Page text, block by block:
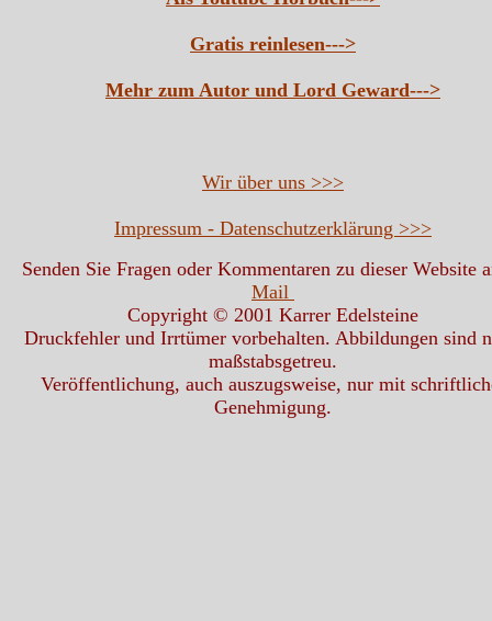
Gratis reinlesen--->
Mehr zum Autor und Lord Geward--->
Wir über uns >>>
Impressum - Datenschutzerklärung >>>
Senden Sie Fragen oder Kommentaren zu dieser Website
Mail
Copyright © 2001 Karrer Edelsteine
Druckfehler und Irrtümer vorbehalten. Abbildungen sind
maßstabsgetreu.
Veröffentlichung, auch auszugsweise, nur mit
Genehmigung.